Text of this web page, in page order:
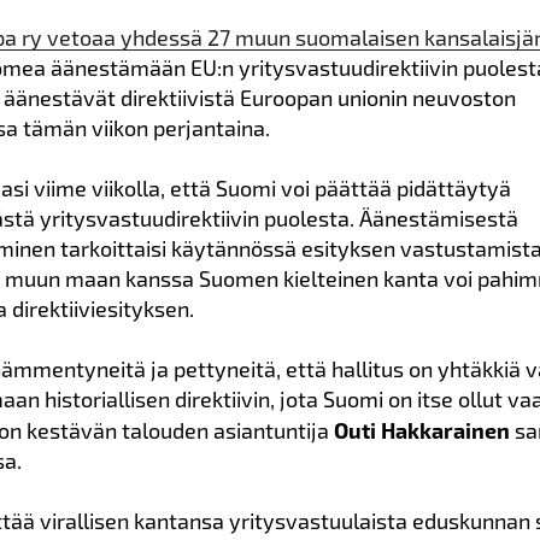
ry vetoaa yhdessä 27 muun suomalaisen
äänestämään EU:n yritysvastuudirektiivin
äänestävät direktiivistä Euroopan unionin neuvoston
tämän viikon perjantaina.
viime viikolla, että Suomi voi päättää pidättäytyä
yritysvastuudirektiivin puolesta. Äänestämisestä
tarkoittaisi käytännössä esityksen
maan kanssa Suomen kielteinen kanta voi
direktiiviesityksen.
ja pettyneitä, että hallitus on yhtäkkiä
historiallisen direktiivin, jota Suomi on itse ollut
kestävän talouden asiantuntijaOuti Hakkarainen
virallisen kantansa yritysvastuulaista eduskunnan